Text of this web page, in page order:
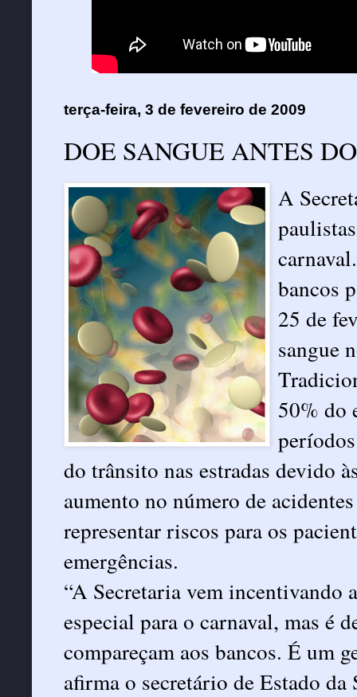
terça-feira, 3 de fevereiro de 2009
DOE SANGUE ANTES
A
bancos
25 de
sangue
50% do
do trânsito nas estradas devido
aumento no número de
representar riscos para os
emergências.
“A Secretaria vem incentivando
especial para o carnaval, mas é
compareçam aos bancos. É um
afirma o secretário de Estado